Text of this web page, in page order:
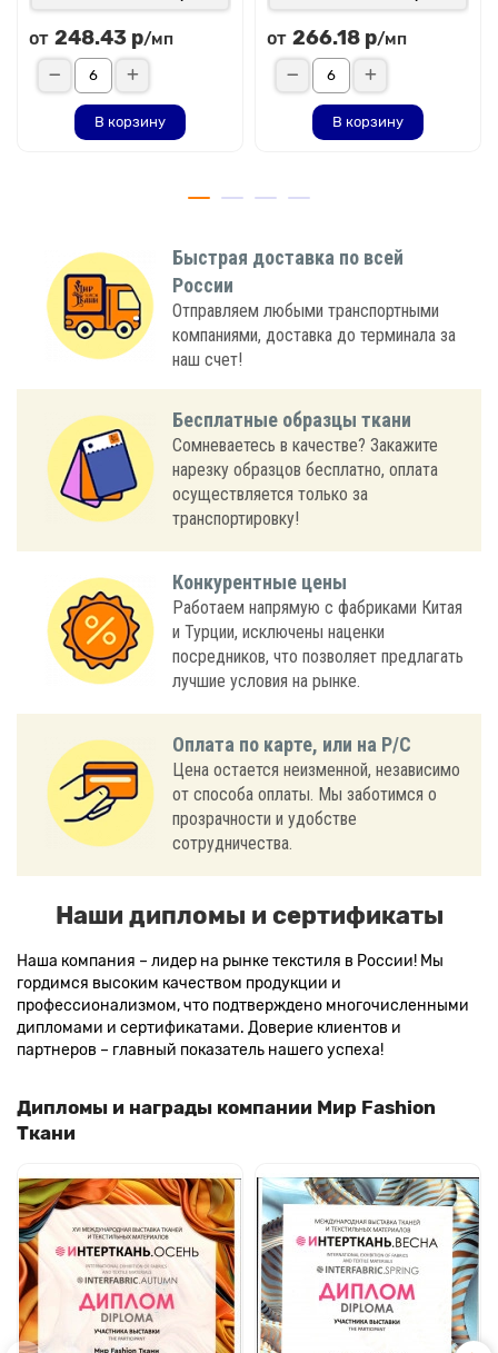
от 248.43 р/мп
В корзину
от 266.18 р/мп
В корзину
Быстрая доставка по всей
России
Отправляем любыми транспортными
компаниями, доставка до терминала за
наш счет!
Бесплатные образцы ткани
Сомневаетесь в качестве? Закажите
нарезку образцов бесплатно, оплата
осуществляется только за
транспортировку!
Конкурентные цены
Работаем напрямую с фабриками Китая
и Турции, исключены наценки
посредников, что позволяет предлагать
лучшие условия на рынке.
Оплата по карте, или на Р/С
Цена остается неизменной, независимо
от способа оплаты. Мы заботимся о
прозрачности и удобстве
сотрудничества.
Наши дипломы и сертификаты
Наша компания – лидер на рынке текстиля в России! Мы
гордимся высоким качеством продукции и
профессионализмом, что подтверждено многочисленными
дипломами и сертификатами. Доверие клиентов и
партнеров – главный показатель нашего успеха!
Дипломы и награды компании Мир Fashion
Ткани